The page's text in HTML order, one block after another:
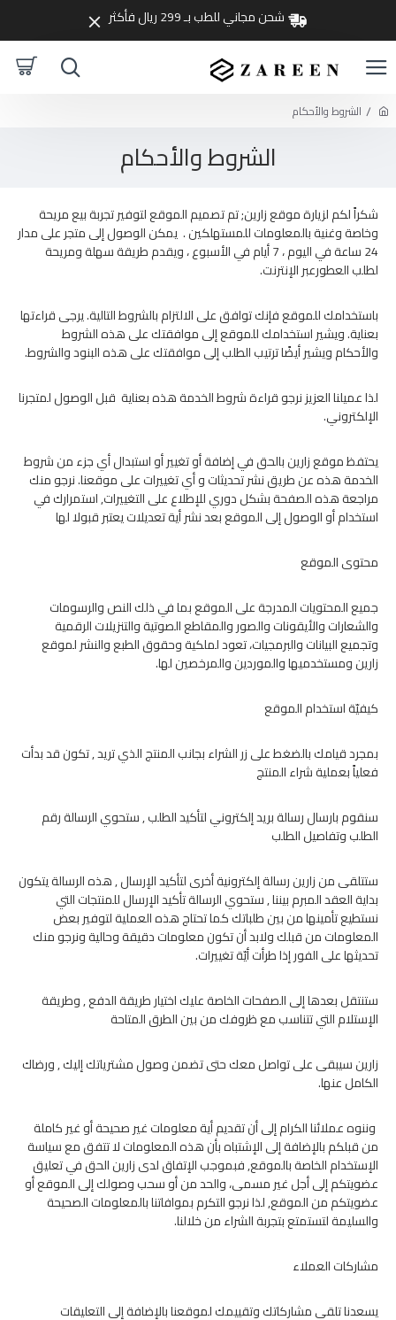
شحن مجاني للطب بـ 299 ريال فأكثر
الشروط والأحكام
الشروط والأحكام
شكراً لكم لزيارة موقع زارين; تم تصميم الموقع لتوفير تجربة بيع مريحة
وخاصة وغنية بالمعلومات للمستهلكين . يمكن الوصول إلى متجر على مدار
24 ساعة في اليوم ، 7 أيام في الأسبوع ، ويقدم طريقة سهلة ومريحة
لطلب العطورعبر الإنترنت.
باستخدامك للموقع فإنك توافق على الالتزام بالشروط التالية. يرجى قراءتها
بعناية. ويشير استخدامك للموقع إلى موافقتك على هذه الشروط
والأحكام ويشير أيضًا ترتيب الطلب إلى موافقتك على هذه البنود والشروط.
لذا عميلنا العزيز نرجو قراءة شروط الخدمة هذه بعناية قبل الوصول لمتجرنا
الإلكتروني.
يحتفظ موقع زارين بالحق في إضافة أو تغيير أو استبدال أي جزء من شروط
الخدمة هذه عن طريق نشر تحديثات و أي تغييرات على موقعنا. نرجو منك
مراجعة هذه الصفحة بشكل دوري للإطلاع على التغييرات, استمرارك في
استخدام أو الوصول إلى الموقع بعد نشر أية تعديلات يعتبر قبولا لها
محتوى الموقع
جميع المحتويات المدرجة على الموقع بما في ذلك النص والرسومات
والشعارات والأيقونات والصور والمقاطع الصوتية والتنزيلات الرقمية
وتجميع البيانات والبرمجيات، تعود لملكية وحقوق الطبع والنشر لموقع
زارين ومستخدميها والموردين والمرخصين لها.
كيفيّة استخدام الموقع
بمجرد قيامك بالضغط على زر الشراء بجانب المنتج الذي تريد , تكون قد بدأت
فعلياً بعملية شراء المنتج
سنقوم بارسال رسالة بريد إلكتروني لتأكيد الطلب , ستحوي الرسالة رقم
الطلب وتفاصيل الطلب
ستتلقى من زارين رسالة إلكترونية أخرى لتأكيد الإرسال , هذه الرسالة يتكون
بداية العقد المبرم بيننا , ستحوي الرسالة تأكيد الإرسال للمنتجات التي
نستطيع تأمينها من بين طلباتك كما تحتاج هذه العملية لتوفير بعض
المعلومات من قبلك ولابد أن تكون معلومات دقيقة وحالية ونرجو منك
تحديثها على الفور إذا طرأت أيّة تغييرات.
ستنتقل بعدها إلى الصفحات الخاصة عليك اختيار طريقة الدفع , وطريقة
الإستلام التي تتناسب مع ظروفك من بين الطرق المتاحة
زارين سيبقى على تواصل معك حتى تضمن وصول مشترياتك إليك , ورضاك
الكامل عنها.
وننوه عملائنا الكرام إلى أن تقديم أية معلومات غير صحيحة أو غير كاملة
من قبلكم بالإضافة إلى الإشتباه بأن هذه المعلومات لا تتفق مع سياسة
الإستخدام الخاصة بالموقع, فبموجب الإتفاق لدى زارين الحق في تعليق
عضويتكم إلى أجل غير مسمى، والحد من أو سحب وصولك إلى الموقع أو
عضويتكم من الموقع, لذا نرجو التكرم بموافاتنا بالمعلومات الصحيحة
والسليمة لتستمتع بتجربة الشراء من خلالنا.
مشاركات العملاء
يسعدنا تلقي مشاركاتك وتقييمك لموقعنا بالإضافة إلى التعليقات